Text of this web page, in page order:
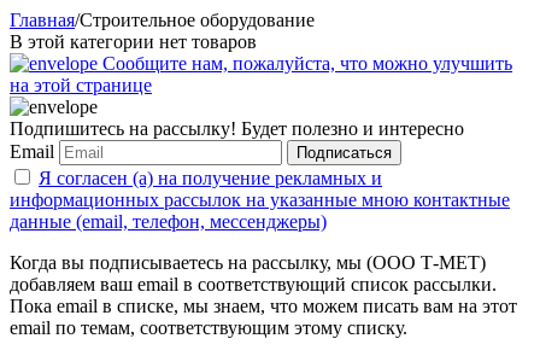
Главная/Строительное оборудование
В этой категории нет товаров
Сообщите нам, пожалуйста, что можно улучшить
на этой странице
Подпишитесь на рассылку! Будет полезно и интересно
Email
Подписаться
Я согласен (а) на получение рекламных и
информационных рассылок на указанные мною контактные
данные (email, телефон, мессенджеры)
Когда вы подписываетесь на рассылку, мы (ООО Т-МЕТ)
добавляем ваш email в соответствующий список рассылки.
Пока email в списке, мы знаем, что можем писать вам на этот
email по темам, соответствующим этому списку.